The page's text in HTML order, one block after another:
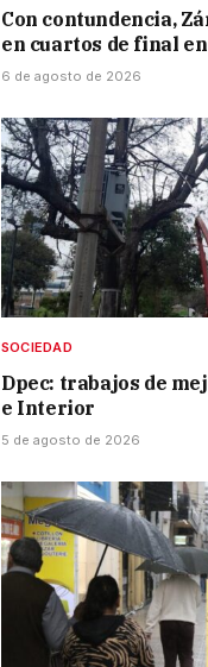
Con contundencia,
en cuartos de final
6 de agosto de 2026
SOCIEDAD
Dpec: trabajos de
e Interior
5 de agosto de 2026